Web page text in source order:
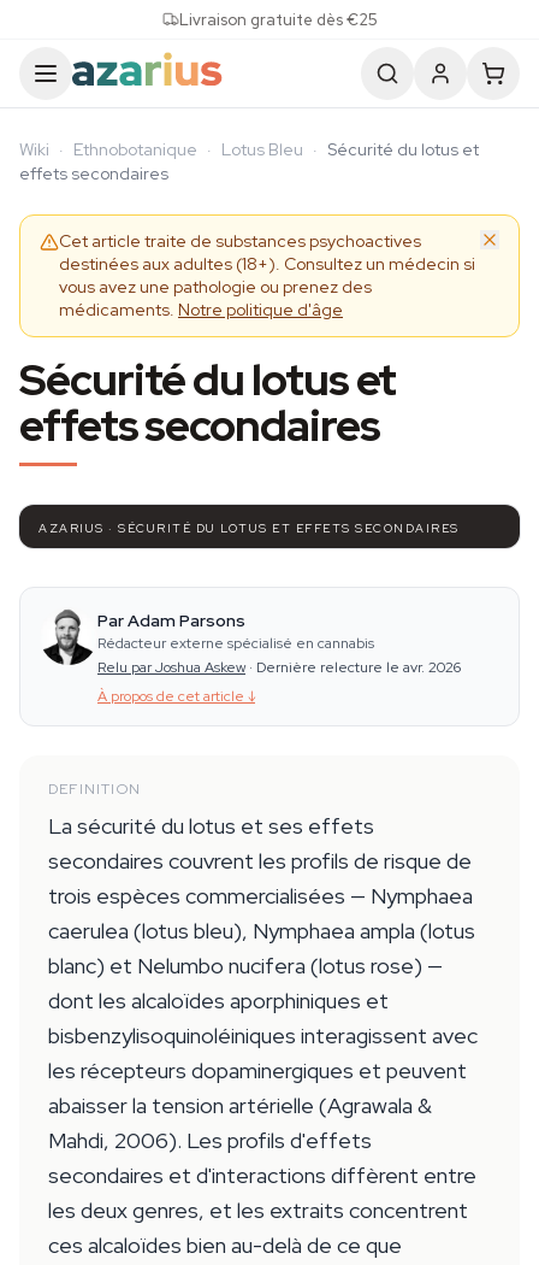
Livraison gratuite dès €25
Wiki · Ethnobotanique · Lotus Bleu · Sécurité du lotus et
effets secondaires
Cet article traite de substances psychoactives
destinées aux adultes (18+). Consultez un médecin si
vous avez une pathologie ou prenez des
médicaments. Notre politique d'âge
Sécurité du lotus et
effets secondaires
AZARIUS · SÉCURITÉ DU LOTUS ET EFFETS SECONDAIRES
Par Adam Parsons
Rédacteur externe spécialisé en cannabis
Relu par Joshua Askew · Dernière relecture le avr. 2026
À propos de cet article ↓
DEFINITION
La sécurité du lotus et ses effets
secondaires couvrent les profils de risque de
trois espèces commercialisées — Nymphaea
caerulea (lotus bleu), Nymphaea ampla (lotus
blanc) et Nelumbo nucifera (lotus rose) —
dont les alcaloïdes aporphiniques et
bisbenzylisoquinoléiniques interagissent avec
les récepteurs dopaminergiques et peuvent
abaisser la tension artérielle (Agrawala &
Mahdi, 2006). Les profils d'effets
secondaires et d'interactions diffèrent entre
les deux genres, et les extraits concentrent
ces alcaloïdes bien au-delà de ce que